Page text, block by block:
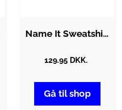
Name It Sweatshirt - NkfVismas - Dark…
129.95 DKK.
Gå til shop